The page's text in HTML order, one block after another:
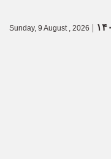
|
Sunday, 9 August , 2026